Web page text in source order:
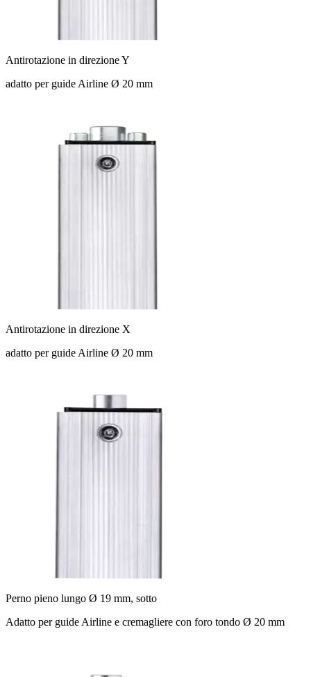
Antirotazione in direzione Y
adatto per guide Airline Ø 20 mm
Antirotazione in direzione X
adatto per guide Airline Ø 20 mm
Perno pieno lungo Ø 19 mm, sotto
Adatto per guide Airline e cremagliere con foro tondo Ø 20 mm